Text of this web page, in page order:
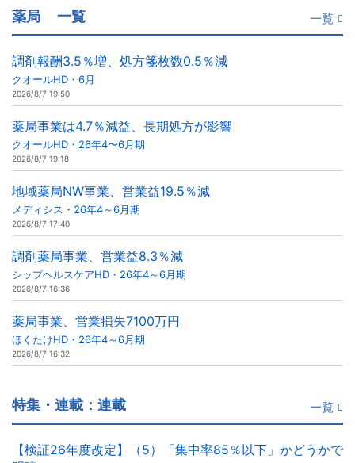
薬局 一覧 一覧
調剤報酬3.5％増、処方箋枚数0.5％減
クオールHD・6月
2026/8/7 19:50
薬局事業は4.7％減益、長期処方が影響
クオールHD・26年4〜6月期
2026/8/7 19:18
地域薬局NW事業、営業益19.5％減
メディシス・26年4～6月期
2026/8/7 17:40
調剤薬局事業、営業益8.3％減
シップヘルスケアHD・26年4～6月期
2026/8/7 16:36
薬局事業、営業損失7100万円
ほくたけHD・26年4～6月期
2026/8/7 16:32
特集・連載：連載 一覧
【検証26年度改定】（5）「集中率85％以下」かどうかで